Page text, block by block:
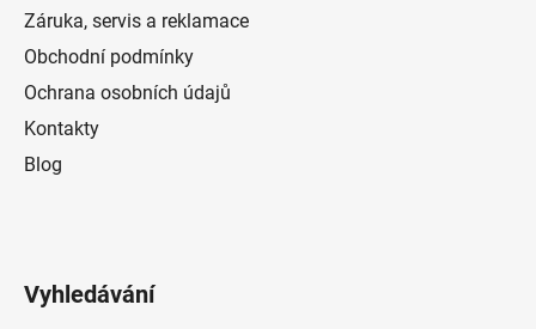
Záruka, servis a reklamace
Obchodní podmínky
Ochrana osobních údajů
Kontakty
Blog
Vyhledávání